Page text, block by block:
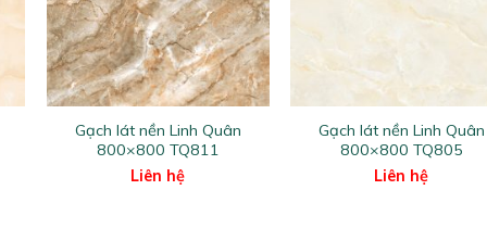
+
Gạch lát nền Linh Quân
800×800 TQ811
Liên hệ
Gạch lát nền Linh Quân
800×800 TQ805
Liên hệ